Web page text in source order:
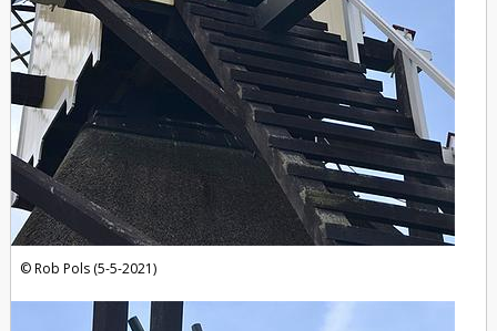
Rob Pols (5-5-2021)